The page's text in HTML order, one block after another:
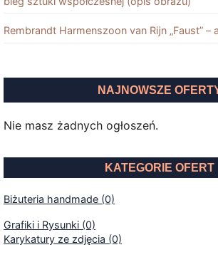
Rembrandt Harmenszoon van Rĳn „Faust” –
NAJNOWSZE
Nie masz żadnych ogłoszeń.
KATEGORIE OFERT
Biżuteria handmade (0)
Grafiki i Rysunki (0)
Karykatury ze zdjęcia (0)